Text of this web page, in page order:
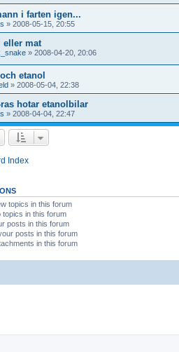
i farten igen...
» 2008-05-15, 20:55
eller mat
» 2008-04-20, 20:06
etanol
» 2008-05-04, 22:38
hotar etanolbilar
» 2008-04-04, 22:47
Index
topics in this forum
topics in this forum
posts in this forum
posts in this forum
in this forum